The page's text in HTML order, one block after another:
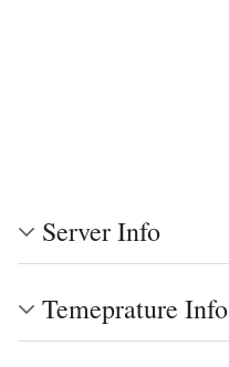
Server Info
Temeprature Info